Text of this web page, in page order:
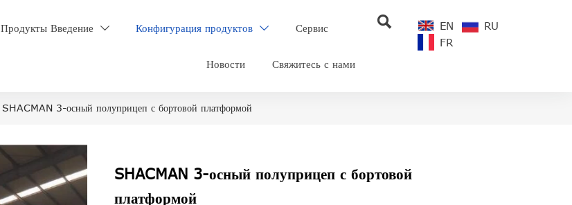
Продукты Введение  Конфигурация продуктов  Сервис
Новости Свяжитесь с нами
 EN
RU
FR
SHACMAN 3-осный полуприцеп с бортовой платформой
SHACMAN 3-осный полуприцеп с бортовой
платформой